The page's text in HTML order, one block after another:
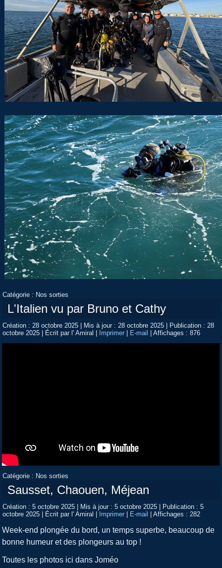
Catégorie : Nos sorties
L'Italien vu par Bruno et Cathy
Création : 28 octobre 2025 | Mis à jour : 28 octobre 2025 | Publication : 28
octobre 2025 | Écrit par l' Amiral | Imprimer | E-mail |Affichages : 876
Catégorie : Nos sorties
Sausset, Chaouen, Méjean
Création : 5 octobre 2025 | Mis à jour : 5 octobre 2025 | Publication : 5
octobre 2025 | Écrit par l' Amiral | Imprimer | E-mail |Affichages : 282
Week-end plongée du bord, un temps superbe, beaucoup de
bonne humeur et des plongeurs au top !
Toutes les photos ici dans Joméo